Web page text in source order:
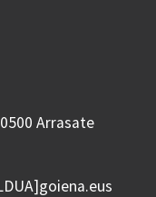
Arrasate